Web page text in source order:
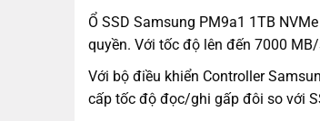
Ổ SSD Samsung PM9a1 1TB
quyền. Với tốc độ lên đến 7000
Với bộ điều khiển Controller
cấp tốc độ đọc/ghi gấp đôi so với